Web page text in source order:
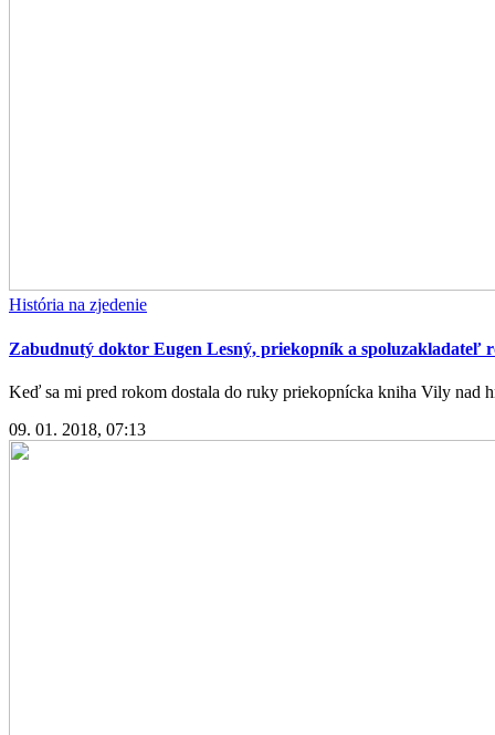
História na zjedenie
Zabudnutý doktor Eugen Lesný, priekopník a spoluzakladateľ
Keď sa mi pred rokom dostala do ruky priekopnícka kniha Vily nad
09. 01. 2018, 07:13